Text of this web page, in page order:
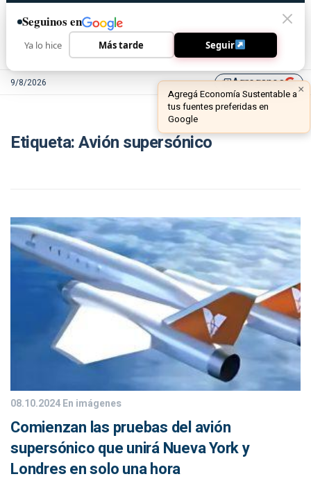
9/8/2026 library_addAgreganos ×
Agregá Economía Sustentable a
tus fuentes preferidas en
Google
Etiqueta:Avión supersónico
08.10.2024En imágenes
Comienzan las pruebas del avión
supersónico que unirá Nueva York y
Londres en solo una hora
Seguinos en
Ya lo hice Más tarde Seguir